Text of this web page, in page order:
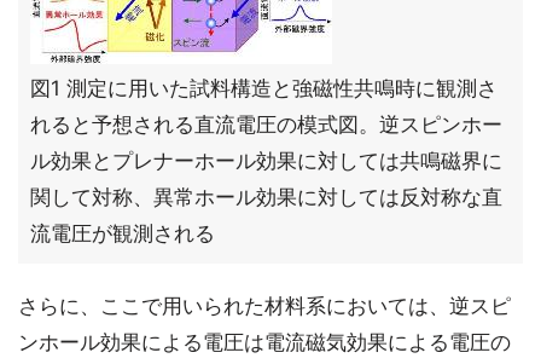
図1 測定に用いた試料構造と強磁性共鳴時に観測さ
れると予想される直流電圧の模式図。逆スピンホー
ル効果とプレナーホール効果に対しては共鳴磁界に
関して対称、異常ホール効果に対しては反対称な直
流電圧が観測される
さらに、ここで用いられた材料系においては、逆スピ
ンホール効果による電圧は電流磁気効果による電圧の